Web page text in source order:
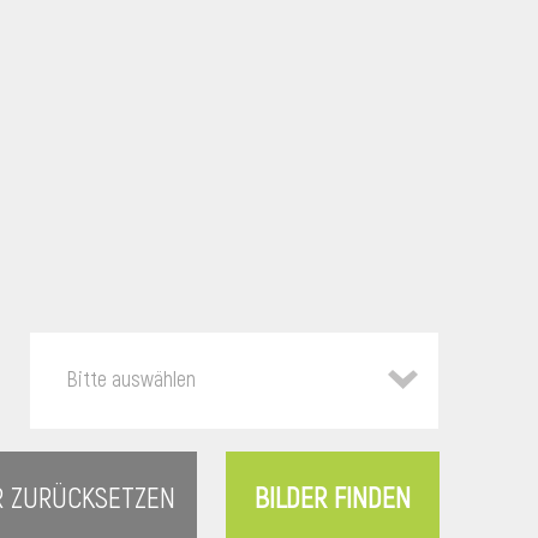
Bitte auswählen